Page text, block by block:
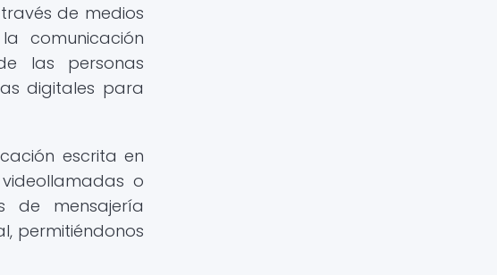
de medios
comunicación
las personas
digitales para
escrita en
o
de mensajería
permitiéndonos